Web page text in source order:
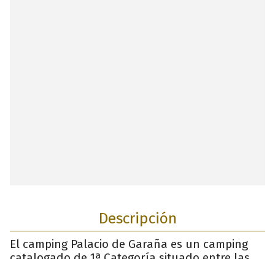
Descripción
El camping Palacio de Garaña es un camping